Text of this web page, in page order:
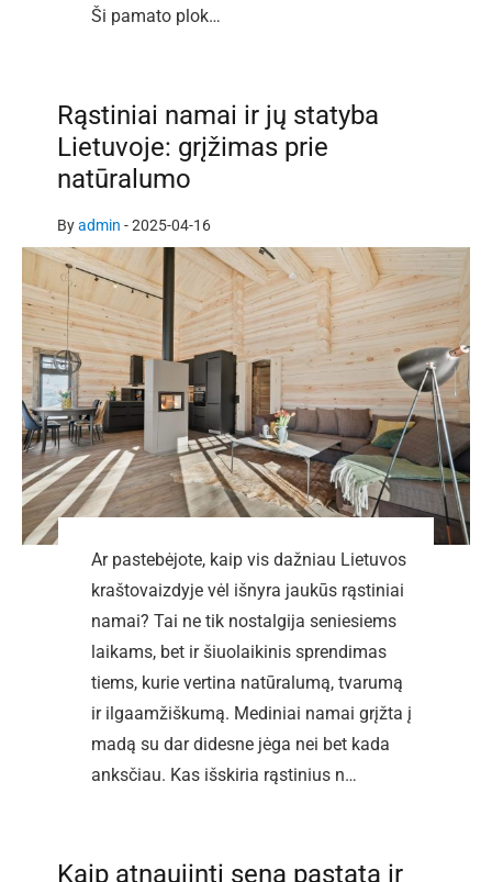
Ši pamato plok…
Rąstiniai namai ir jų statyba
Lietuvoje: grįžimas prie
natūralumo
Byadmin -2025-04-16
Ar pastebėjote, kaip vis dažniau Lietuvos
kraštovaizdyje vėl išnyra jaukūs rąstiniai
namai? Tai ne tik nostalgija seniesiems
laikams, bet ir šiuolaikinis sprendimas
tiems, kurie vertina natūralumą, tvarumą
ir ilgaamžiškumą. Mediniai namai grįžta į
madą su dar didesne jėga nei bet kada
anksčiau. Kas išskiria rąstinius n…
Kaip atnaujinti seną pastatą ir